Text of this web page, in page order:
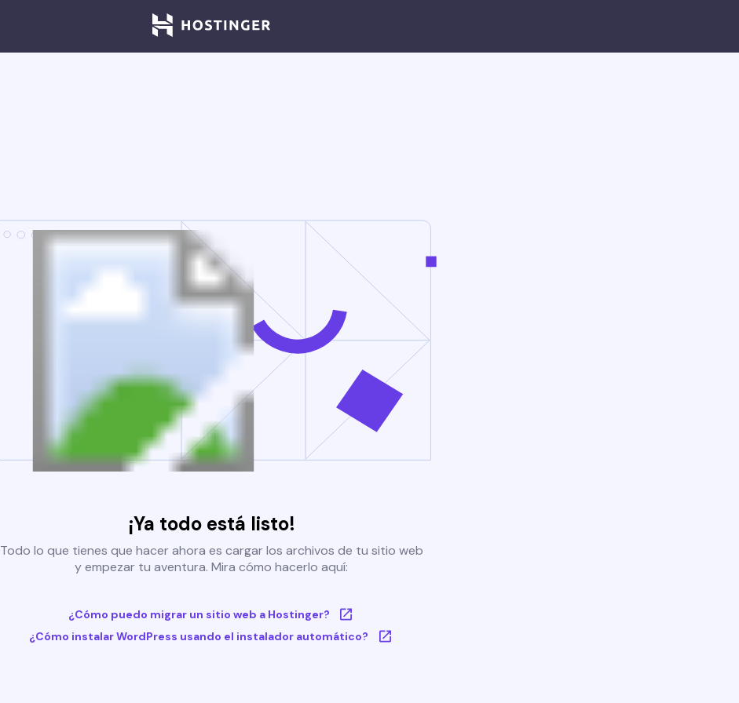
¡Ya todo está listo!
Todo lo que tienes que hacer ahora es cargar los archivos de tu sitio web
y empezar tu aventura. Mira cómo hacerlo aquí:
¿Cómo puedo migrar un sitio web a Hostinger?
¿Cómo instalar WordPress usando el instalador automático?